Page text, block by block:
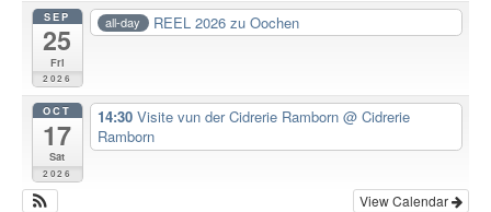
SEP
25
Fri
2026
all-day REEL 2026 zu Oochen
OCT
17
Sat
2026
14:30 Visite vun der Cidrerie Ramborn @ Cidrerie
Ramborn
View Calendar